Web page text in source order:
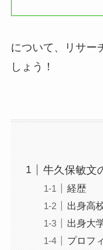
について、リサー
しょう！
牛久保敏文
経歴
出身高
出身大
プロフ